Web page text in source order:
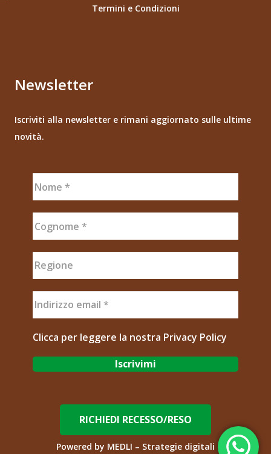
Termini e Condizioni
Newsletter
Iscriviti alla newsletter e rimani aggiornato sulle ultime
novità.
Clicca per leggere la nostra Privacy Policy
RICHIEDI RECESSO/RESO
Powered by MEDLI – Strategie digitali